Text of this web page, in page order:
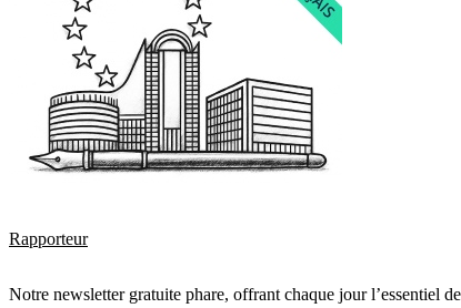
Rapporteur
Notre newsletter gratuite phare, offrant chaque jour l’essentiel